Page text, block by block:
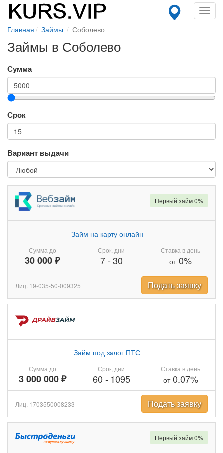
Главная Займы Соболево
Займы в Соболево
Сумма
Срок
Вариант выдачи
Сумма до
30 000 ₽
Займ на карту онлайн
Срок, дни
7- 30
Ставка в день
от0%
Первый займ 0%
Лиц. 19-035-50-009325 Подать заявку
Сумма до
3 000 000 ₽
Займ под залог ПТС
Срок, дни
60 - 1095
Ставка в день
от0.07%
Лиц. 1703550008233 Подать заявку
Первый займ 0%